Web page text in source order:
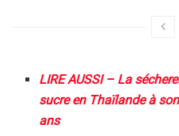
LIRE AUSSI – La
sucre en Thaïlande à
ans